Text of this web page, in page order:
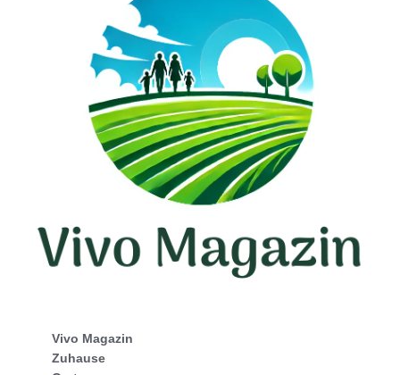
Vivo Magazin
Zuhause